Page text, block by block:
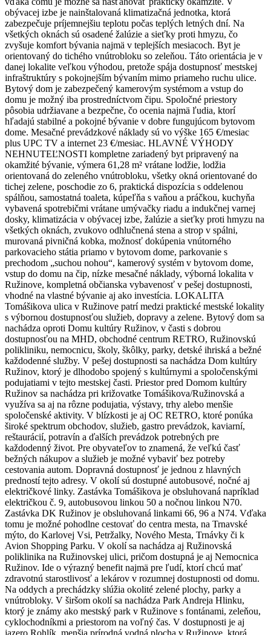
obývacej izbe je nainštalovaná klimatizačná jednotka, ktorá
zabezpečuje príjemnejšiu teplotu počas teplých letných dní. Na
všetkých oknách sú osadené žalúzie a sieťky proti hmyzu, čo
zvyšuje komfort bývania najmä v teplejších mesiacoch. Byt je
orientovaný do tichého vnútrobloku so zeleňou. Táto orientácia je v
danej lokalite veľkou výhodou, pretože spája dostupnosť mestskej
infraštruktúry s pokojnejším bývaním mimo priameho ruchu ulice.
Bytový dom je zabezpečený kamerovým systémom a vstup do
domu je možný iba prostredníctvom čipu. Spoločné priestory
pôsobia udržiavane a bezpečne, čo ocenia najmä ľudia, ktorí
hľadajú stabilné a pokojné bývanie v dobre fungujúcom bytovom
dome. Mesačné prevádzkové náklady sú vo výške 165 €/mesiac
plus UPC TV a internet 23 €/mesiac. HLAVNÉ VÝHODY
NEHNUTEĽNOSTI kompletne zariadený byt pripravený na
okamžité bývanie, výmera 61,28 m² vrátane lodžie, lodžia
orientovaná do zeleného vnútrobloku, všetky okná orientované do
tichej zelene, poschodie zo 6, praktická dispozícia s oddelenou
spálňou, samostatná toaleta, kúpeľňa s vaňou a práčkou, kuchyňa
vybavená spotrebičmi vrátane umývačky riadu a indukčnej varnej
dosky, klimatizácia v obývacej izbe, žalúzie a sieťky proti hmyzu na
všetkých oknách, zvukovo odhlučnená stena a strop v spálni,
murovaná pivničná kobka, možnosť dokúpenia vnútorného
parkovacieho státia priamo v bytovom dome, parkovanie s
prechodom „suchou nohou“, kamerový systém v bytovom dome,
vstup do domu na čip, nízke mesačné náklady, výborná lokalita v
Ružinove, kompletná občianska vybavenosť v pešej dostupnosti,
vhodné na vlastné bývanie aj ako investícia. LOKALITA
Tomášikova ulica v Ružinove patrí medzi praktické mestské lokality
s výbornou dostupnosťou služieb, dopravy a zelene. Bytový dom sa
nachádza oproti Domu kultúry Ružinov, v časti s dobrou
dostupnosťou na MHD, obchodné centrum RETRO, Ružinovskú
polikliniku, nemocnicu, školy, škôlky, parky, detské ihriská a bežné
každodenné služby. V pešej dostupnosti sa nachádza Dom kultúry
Ružinov, ktorý je dlhodobo spojený s kultúrnymi a spoločenskými
podujatiami v tejto mestskej časti. Priestor pred Domom kultúry
Ružinov sa nachádza pri križovatke Tomášikova/Ružinovská a
využíva sa aj na rôzne podujatia, výstavy, trhy alebo menšie
spoločenské aktivity. V blízkosti je aj OC RETRO, ktoré ponúka
široké spektrum obchodov, služieb, gastro prevádzok, kaviarní,
reštaurácií, potravín a ďalších prevádzok potrebných pre
každodenný život. Pre obyvateľov to znamená, že veľkú časť
bežných nákupov a služieb je možné vybaviť bez potreby
cestovania autom. Dopravná dostupnosť je jednou z hlavných
predností tejto adresy. V okolí sú dostupné autobusové, nočné aj
električkové linky. Zastávka Tomášikova je obsluhovaná napríklad
električkou č. 9, autobusovou linkou 50 a nočnou linkou N70.
Zastávka DK Ružinov je obsluhovaná linkami 66, 96 a N74. Vďaka
tomu je možné pohodlne cestovať do centra mesta, na Trnavské
mýto, do Karlovej Vsi, Petržalky, Nového Mesta, Trnávky či k
Avion Shopping Parku. V okolí sa nachádza aj Ružinovská
poliklinika na Ružinovskej ulici, pričom dostupná je aj Nemocnica
Ružinov. Ide o výrazný benefit najmä pre ľudí, ktorí chcú mať
zdravotnú starostlivosť a lekárov v rozumnej dostupnosti od domu.
Na oddych a prechádzky slúžia okolité zelené plochy, parky a
vnútrobloky. V širšom okolí sa nachádza Park Andreja Hlinku,
ktorý je známy ako mestský park v Ružinove s fontánami, zeleňou,
cyklochodníkmi a priestorom na voľný čas. V dostupnosti je aj
jazero Rohlík, menšia prírodná vodná plocha v Ružinove, ktorá